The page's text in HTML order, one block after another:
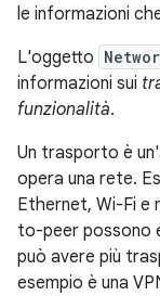
le informazioni
L'oggetto
informazioni sui
funzionalità.
Un trasporto è
opera una rete.
Ethernet, Wi-Fi e
to-peer possono
può avere più
esempio è una